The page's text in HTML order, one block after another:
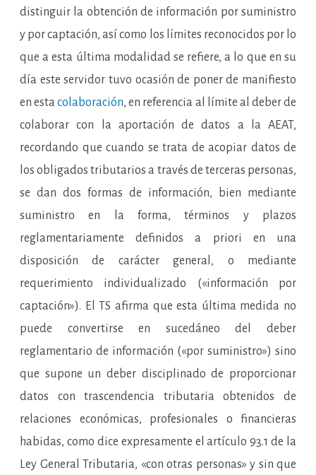
distinguir la obtención de información por suministro
y por captación, así como los límites reconocidos por lo
que a esta última modalidad se refiere, a lo que en su
día este servidor tuvo ocasión de poner de manifiesto
en estacolaboración, en referencia al límite al deber de
colaborar con la aportación de datos a la AEAT,
recordando que cuando se trata de acopiar datos de
los obligados tributarios a través de terceras personas,
se dan dos formas de información, bien mediante
suministro en la forma, términos y plazos
reglamentariamente definidos a priori en una
disposición de carácter general, o mediante
requerimiento individualizado («información por
captación»). El TS afirma que esta última medida no
puede convertirse en sucedáneo del deber
reglamentario de información («por suministro») sino
que supone un deber disciplinado de proporcionar
datos con trascendencia tributaria obtenidos de
relaciones económicas, profesionales o financieras
habidas, como dice expresamente el artículo 93.1 de la
Ley General Tributaria, «con otras personas» y sin que